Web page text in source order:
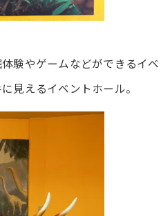
験やゲームなどができるイベ
見えるイベントホール。